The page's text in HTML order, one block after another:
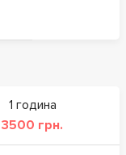
1 година
3500 грн.